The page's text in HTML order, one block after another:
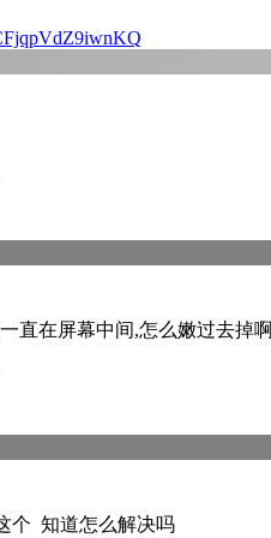
直在屏幕中间,怎么嫩过去掉
个 知道怎么解决吗